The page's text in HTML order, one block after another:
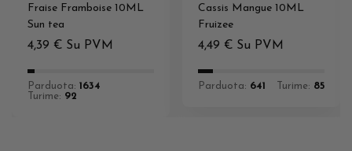
Fraise Framboise 10ML
Sun tea
4,39 € Su PVM
Parduota: 1634
Turime: 92
Cassis Mangue 10ML
Fruizee
4,49 € Su PVM
Parduota: 641 Turime: 85